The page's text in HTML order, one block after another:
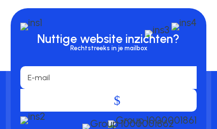
Nuttige website inzichten?
Rechtstreeks in je mailbox